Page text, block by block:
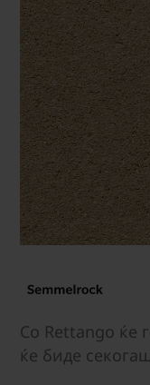
Со Rettango ќе
ќе биде